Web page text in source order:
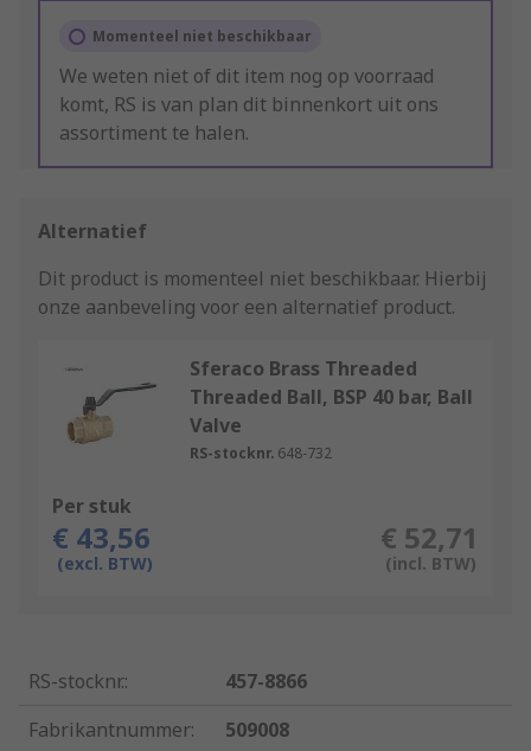
Momenteel niet beschikbaar
We weten niet of dit item nog op voorraad
komt, RS is van plan dit binnenkort uit ons
assortiment te halen.
Alternatief
Dit product is momenteel niet beschikbaar. Hierbij
onze aanbeveling voor een alternatief product.
Sferaco Brass Threaded
Threaded Ball, BSP 40 bar, Ball
Valve
RS-stocknr. 648-732
Per stuk
€ 43,56
(excl. BTW)
€ 52,71
(incl. BTW)
RS-stocknr.:
457-8866
Fabrikantnummer:
509008